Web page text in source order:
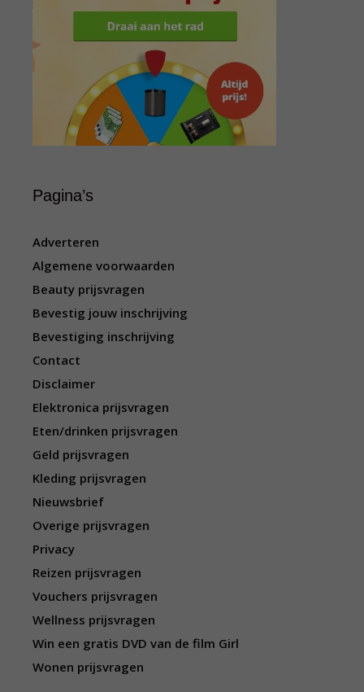
Pagina’s
Adverteren
Algemene voorwaarden
Beauty prijsvragen
Bevestig jouw inschrijving
Bevestiging inschrijving
Contact
Disclaimer
Elektronica prijsvragen
Eten/drinken prijsvragen
Geld prijsvragen
Kleding prijsvragen
Nieuwsbrief
Overige prijsvragen
Privacy
Reizen prijsvragen
Vouchers prijsvragen
Wellness prijsvragen
Win een gratis DVD van de film Girl
Wonen prijsvragen